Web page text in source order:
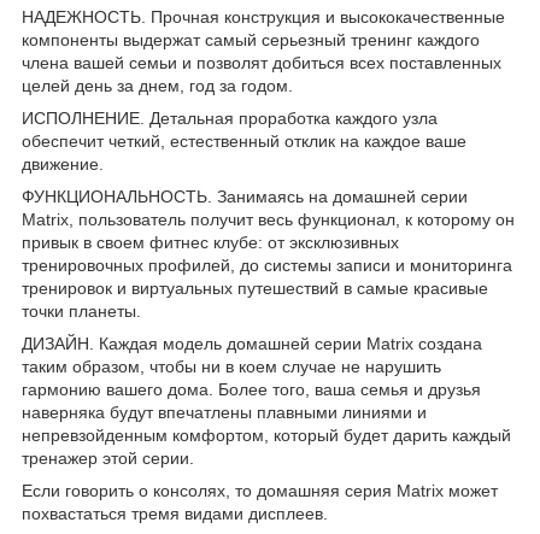
НАДЕЖНОСТЬ. Прочная конструкция и высококачественные
компоненты выдержат самый серьезный тренинг каждого
члена вашей семьи и позволят добиться всех поставленных
целей день за днем, год за годом.
ИСПОЛНЕНИЕ. Детальная проработка каждого узла
обеспечит четкий, естественный отклик на каждое ваше
движение.
ФУНКЦИОНАЛЬНОСТЬ. Занимаясь на домашней серии
Matrix, пользователь получит весь функционал, к которому он
привык в своем фитнес клубе: от эксклюзивных
тренировочных профилей, до системы записи и мониторинга
тренировок и виртуальных путешествий в самые красивые
точки планеты.
ДИЗАЙН. Каждая модель домашней серии Matrix создана
таким образом, чтобы ни в коем случае не нарушить
гармонию вашего дома. Более того, ваша семья и друзья
наверняка будут впечатлены плавными линиями и
непревзойденным комфортом, который будет дарить каждый
тренажер этой серии.
Если говорить о консолях, то домашняя серия Matrix может
похвастаться тремя видами дисплеев.